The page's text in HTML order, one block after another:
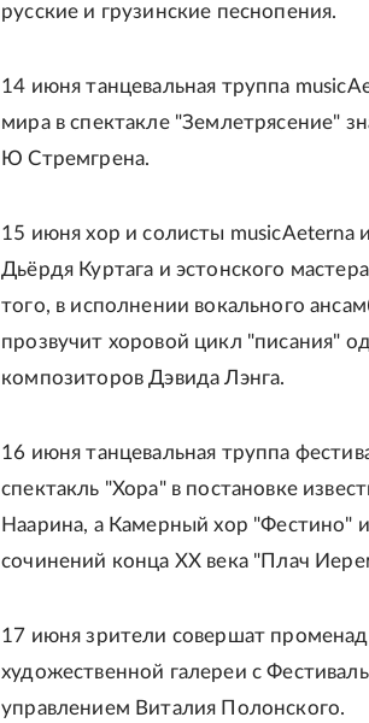
русские и грузинские песнопения.
14 июня танцевальная труппа
мира в спектакле "Землетрясение"
Ю Стремгрена.
15 июня хор и солисты musicAeterna
Дьёрдя Куртага и эстонского
того, в исполнении вокального
прозвучит хоровой цикл "писания"
композиторов Дэвида Лэнга.
16 июня танцевальная труппа
спектакль "Хора" в постановке
Наарина, а Камерный хор "Фестино"
сочинений конца XX века "Плач
17 июня зрители совершат
художественной галереи с
управлением Виталия Полонского.